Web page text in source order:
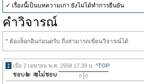
✓ เรื่องนี้เป็นบทความเก่า ยังไม่ได้ทำการยืนยัน
คำวิจารณ์
* ต้องล็อกอินก่อนครับ ถึงสามารถเขียนวิจารณ์ได้
1 เมื่อ 2 เมษายน พ.ศ. 2558 17.39 น. ^TOP
0 0